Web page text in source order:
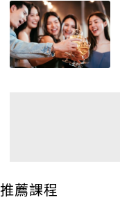
推薦課程